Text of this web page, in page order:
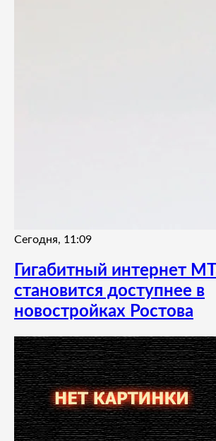
Сегодня, 11:09
Гигабитный интернет
становится доступнее в
новостройках Ростова